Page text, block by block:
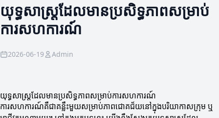
យុទ្ធសាស្ត្រដែលមានប្រសិទ្ធភាពសម្រាប់
ការសហការណ៍
2026-06-19 Admin
យុទ្ធសាស្ត្រដែលមានប្រសិទ្ធភាពសម្រាប់ការសហការណ៍
ការសហការណ៍គឺជាគន្លឹះមួយសម្រាប់ភាពជោគជ័យនៅក្នុងបរិយាកាសក្រុម ឬ